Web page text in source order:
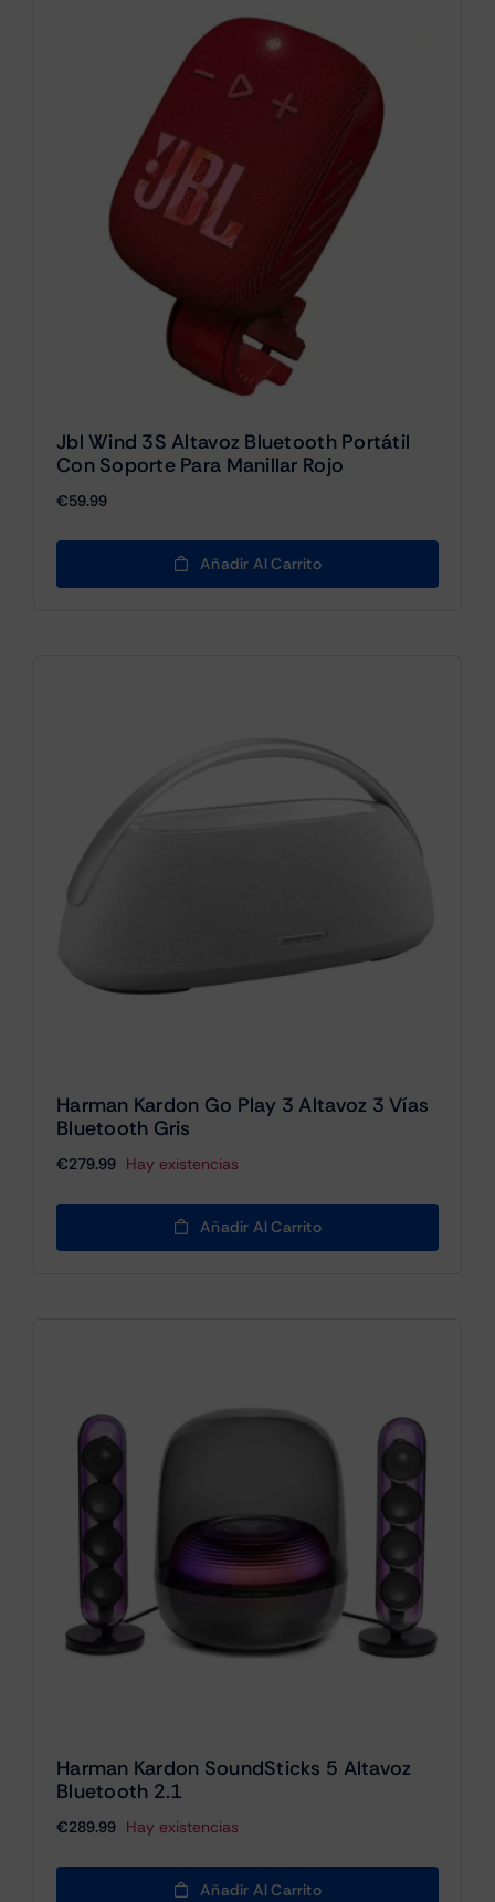
Jbl Wind 3S Altavoz Bluetooth Portátil
Con Soporte Para Manillar Rojo
€59.99
Añadir Al Carrito
Harman Kardon Go Play 3 Altavoz 3 Vías
Bluetooth Gris
€279.99 Hay existencias
Añadir Al Carrito
Harman Kardon SoundSticks 5 Altavoz
Bluetooth 2.1
€289.99 Hay existencias
Añadir Al Carrito